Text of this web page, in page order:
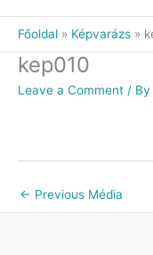
Főoldal Képvarázs
kep010
Leave a Comment / By
← Previous Média